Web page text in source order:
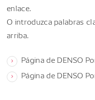
enlace.
O introduzca palabras
arriba.
Página de DENSO
Página de DENSO